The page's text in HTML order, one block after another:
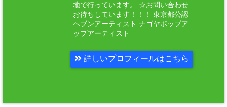
地で行っています。 ☆お問い合わせ
お待ちしています！！！ 東京都公認
ヘブンアーティスト ナゴヤポップア
ップアーティスト
詳しいプロフィールはこちら